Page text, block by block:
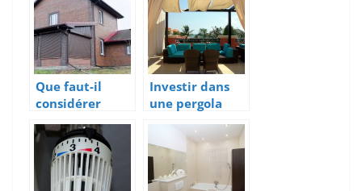
Que faut-il
considérer
pour s’assurer
d’acheter un
bon volet
roulant ?
Investir dans
une pergola
pour terrasse
est une bonne
idée